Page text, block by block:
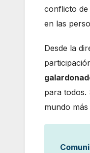
conflicto de
en las
Desde la
para todos.
mundo